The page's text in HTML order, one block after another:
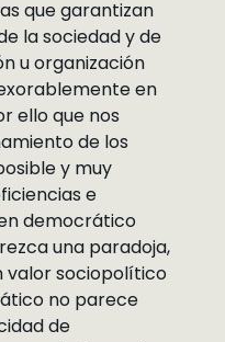
que garantizan
la sociedad y de
u organización
en
ello que nos
de los
y muy
e
democrático
una paradoja,
valor sociopolítico
no parece
de